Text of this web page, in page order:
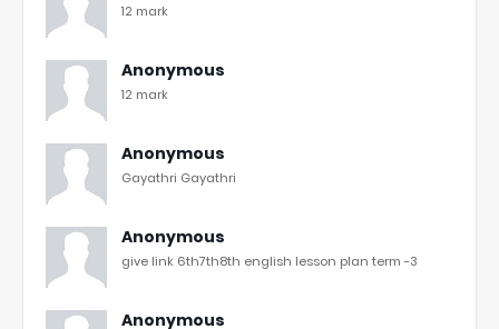
12 mark
Anonymous
12 mark
Anonymous
Gayathri Gayathri
Anonymous
give link 6th7th8th english lesson plan term -3
Anonymous